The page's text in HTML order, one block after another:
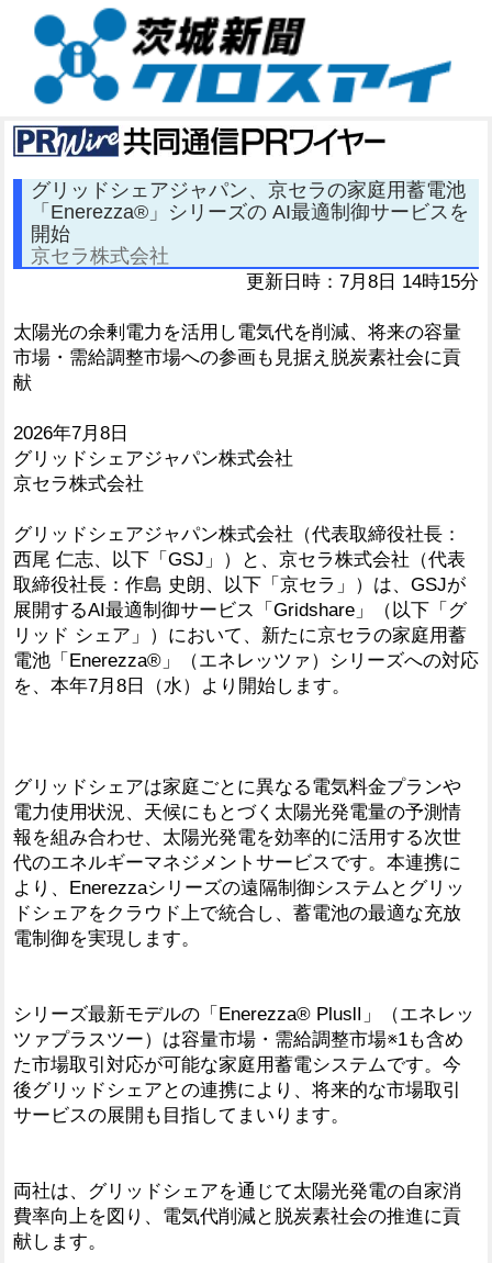
グリッドシェアジャパン、京セラの家庭用蓄電池
「Enerezza®」シリーズの AI最適制御サービスを
開始
京セラ株式会社
更新日時：7月8日 14時15分
太陽光の余剰電力を活用し電気代を削減、将来の容量
市場・需給調整市場への参画も見据え脱炭素社会に貢
献
2026年7月8日
グリッドシェアジャパン株式会社
京セラ株式会社
グリッドシェアジャパン株式会社（代表取締役社長：
西尾 仁志、以下「GSJ」）と、京セラ株式会社（代表
取締役社長：作島 史朗、以下「京セラ」）は、GSJが
展開するAI最適制御サービス「Gridshare」（以下「グ
リッド シェア」）において、新たに京セラの家庭用蓄
電池「Enerezza®」（エネレッツァ）シリーズへの対応
を、本年7月8日（水）より開始します。
グリッドシェアは家庭ごとに異なる電気料金プランや
電力使用状況、天候にもとづく太陽光発電量の予測情
報を組み合わせ、太陽光発電を効率的に活用する次世
代のエネルギーマネジメントサービスです。本連携に
より、Enerezzaシリーズの遠隔制御システムとグリッ
ドシェアをクラウド上で統合し、蓄電池の最適な充放
電制御を実現します。
シリーズ最新モデルの「Enerezza® PlusⅡ」（エネレッ
ツァプラスツー）は容量市場・需給調整市場※1も含め
た市場取引対応が可能な家庭用蓄電システムです。今
後グリッドシェアとの連携により、将来的な市場取引
サービスの展開も目指してまいります。
両社は、グリッドシェアを通じて太陽光発電の自家消
費率向上を図り、電気代削減と脱炭素社会の推進に貢
献します。